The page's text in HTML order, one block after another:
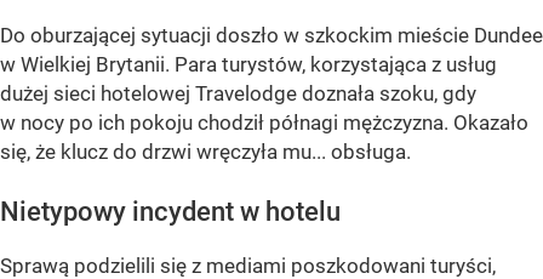
Do oburzającej sytuacji doszło w szkockim mieście Dundee
w Wielkiej Brytanii. Para turystów, korzystająca z usług
dużej sieci hotelowej Travelodge doznała szoku, gdy
w nocy po ich pokoju chodził półnagi mężczyzna. Okazało
się, że klucz do drzwi wręczyła mu... obsługa.
Nietypowy incydent w hotelu
Sprawą podzielili się z mediami poszkodowani turyści,